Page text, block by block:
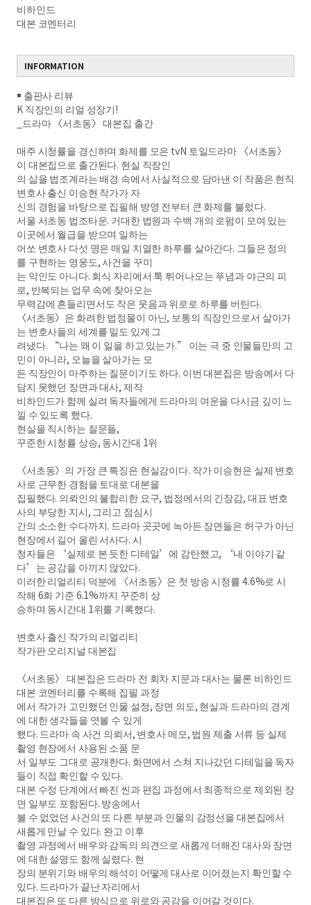
비하인드
대본 코멘터리
INFORMATION
￭ 출판사 리뷰
K 직장인의 리얼 성장기!
_드라마 〈서초동〉 대본집 출간
매주 시청률을 경신하며 화제를 모은 tvN 토일드라마 〈서초동〉
이 대본집으로 출간된다. 현실 직장인
의 삶을 법조계라는 배경 속에서 사실적으로 담아낸 이 작품은 현직
변호사 출신 이승현 작가가 자
신의 경험을 바탕으로 집필해 방영 전부터 큰 화제를 불렀다.
서울 서초동 법조타운. 거대한 법원과 수백 개의 로펌이 모여 있는
이곳에서 월급을 받으며 일하는
어쏘 변호사 다섯 명은 매일 치열한 하루를 살아간다. 그들은 정의
를 구현하는 영웅도, 사건을 꾸미
는 악인도 아니다. 회식 자리에서 툭 튀어나오는 푸념과 야근의 피
로, 반복되는 업무 속에 찾아오는
무력감에 흔들리면서도 작은 웃음과 위로로 하루를 버틴다.
〈서초동〉은 화려한 법정물이 아닌, 보통의 직장인으로서 살아가
는 변호사들의 세계를 밀도 있게 그
려냈다. “나는 왜 이 일을 하고 있는가.” 이는 극 중 인물들만의 고
민이 아니라, 오늘을 살아가는 모
든 직장인이 마주하는 질문이기도 하다. 이번 대본집은 방송에서 다
담지 못했던 장면과 대사, 제작
비하인드가 함께 실려 독자들에게 드라마의 여운을 다시금 깊이 느
낄 수 있도록 했다.
현실을 직시하는 질문들,
꾸준한 시청률 상승, 동시간대 1위
〈서초동〉의 가장 큰 특징은 현실감이다. 작가 이승현은 실제 변호
사로 근무한 경험을 토대로 대본을
집필했다. 의뢰인의 불합리한 요구, 법정에서의 긴장감, 대표 변호
사의 부당한 지시, 그리고 점심시
간의 소소한 수다까지. 드라마 곳곳에 녹아든 장면들은 허구가 아닌
현장에서 길어 올린 서사다. 시
청자들은 ‘실제로 본 듯한 디테일’에 감탄했고, ‘내 이야기 같
다’는 공감을 아끼지 않았다.
이러한 리얼리티 덕분에 〈서초동〉은 첫 방송 시청률 4.6%로 시
작해 6회 기준 6.1%까지 꾸준히 상
승하며 동시간대 1위를 기록했다.
변호사 출신 작가의 리얼리티
작가판 오리지널 대본집
〈서초동〉 대본집은 드라마 전 회차 지문과 대사는 물론 비하인드
대본 코멘터리를 수록해 집필 과정
에서 작가가 고민했던 인물 설정, 장면 의도, 현실과 드라마의 경계
에 대한 생각들을 엿볼 수 있게
했다. 드라마 속 사건 의뢰서, 변호사 메모, 법원 제출 서류 등 실제
촬영 현장에서 사용된 소품 문
서 일부도 그대로 공개한다. 화면에서 스쳐 지나갔던 디테일을 독자
들이 직접 확인할 수 있다.
대본 수정 단계에서 빠진 씬과 편집 과정에서 최종적으로 제외된 장
면 일부도 포함된다. 방송에서
볼 수 없었던 사건의 또 다른 부분과 인물의 감정선을 대본집에서
새롭게 만날 수 있다. 완고 이후
촬영 과정에서 배우와 감독의 의견으로 새롭게 더해진 대사와 장면
에 대한 설명도 함께 실렸다. 현
장의 분위기와 배우의 해석이 어떻게 대사로 이어졌는지 확인할 수
있다. 드라마가 끝난 자리에서
대본집은 또 다른 방식으로 위로와 공감을 이어갈 것이다.